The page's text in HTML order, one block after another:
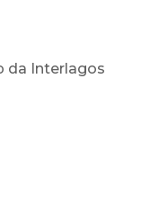
da Interlagos